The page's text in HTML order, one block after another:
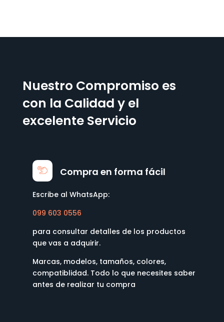
Nuestro Compromiso es
con la Calidad y el
excelente Servicio
Compra en forma fácil
Escribe al WhatsApp:
099 603 0556
para consultar detalles de los productos
que vas a adquirir.
Marcas, modelos, tamaños, colores,
compatiblidad. Todo lo que necesites saber
antes de realizar tu compra